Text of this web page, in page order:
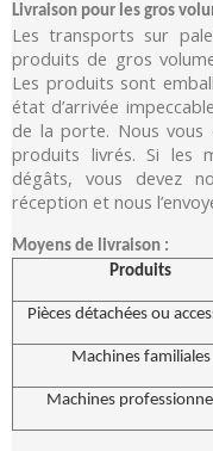
Livraison pour les gros
Les transports sur
produits de gros
Les produits sont
état d’arrivée
de la porte. Nous vous
produits livrés. Si les
dégâts, vous devez
réception et nous
Moyens de livraison :
Produits
Pièces détachées ou
Machines familiales
Machines